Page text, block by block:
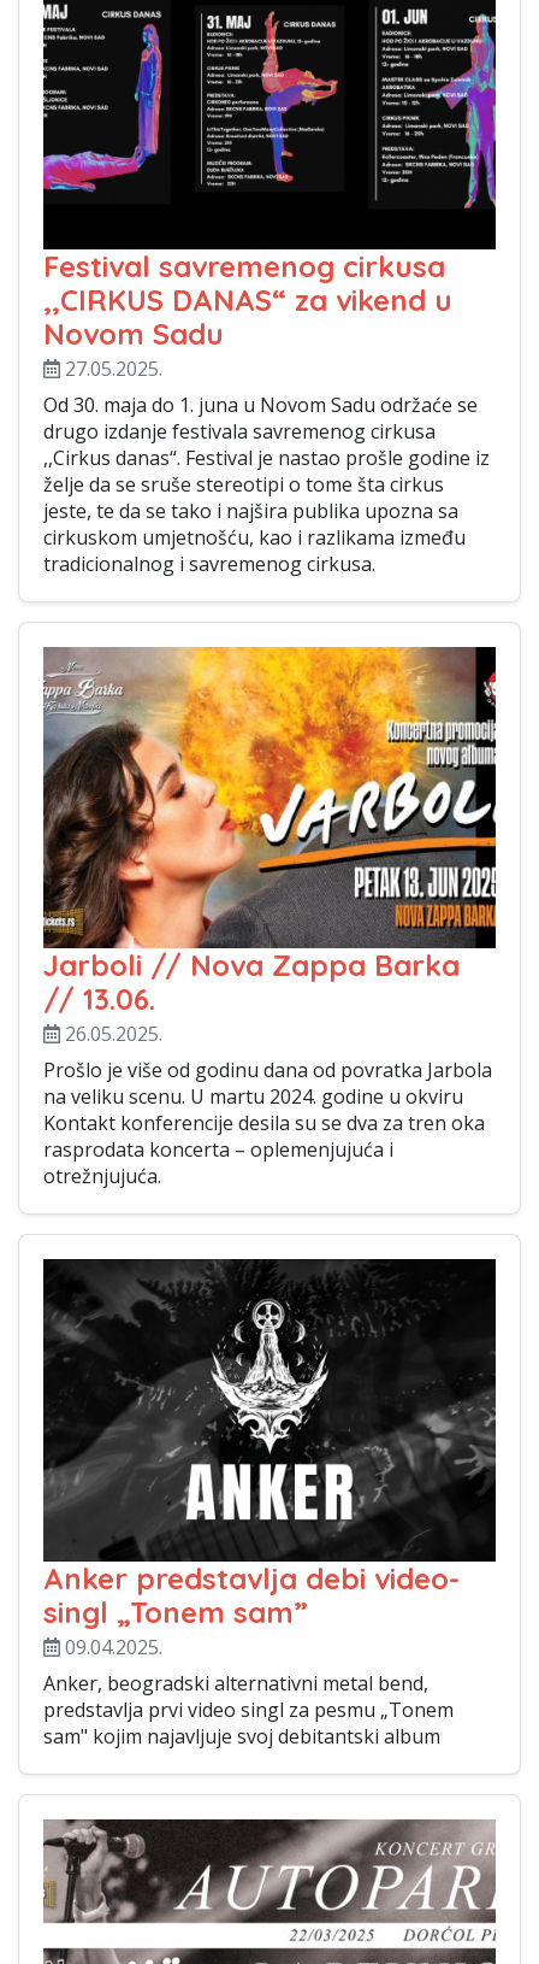
Festival savremenog cirkusa
,,CIRKUS DANAS“ za vikend u
Novom Sadu
27.05.2025.
Od 30. maja do 1. juna u Novom Sadu održaće se
drugo izdanje festivala savremenog cirkusa
,,Cirkus danas“. Festival je nastao prošle godine iz
želje da se sruše stereotipi o tome šta cirkus
jeste, te da se tako i najšira publika upozna sa
cirkuskom umjetnošću, kao i razlikama između
tradicionalnog i savremenog cirkusa.
Jarboli // Nova Zappa Barka
// 13.06.
26.05.2025.
Prošlo je više od godinu dana od povratka Jarbola
na veliku scenu. U martu 2024. godine u okviru
Kontakt konferencije desila su se dva za tren oka
rasprodata koncerta – oplemenjujuća i
otrežnjujuća.
Anker predstavlja debi video-
singl „Tonem sam”
09.04.2025.
Anker, beogradski alternativni metal bend,
predstavlja prvi video singl za pesmu „Tonem
sam" kojim najavljuje svoj debitantski album